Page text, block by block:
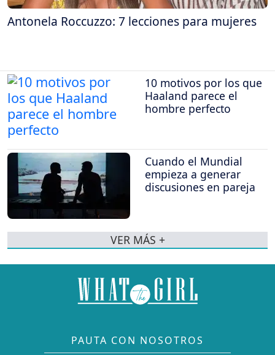
Antonela Roccuzzo: 7 lecciones para mujeres
10 motivos por los que
Haaland parece el
hombre perfecto
Cuando el Mundial
empieza a generar
discusiones en pareja
VER MÁS +
PAUTA CON NOSOTROS